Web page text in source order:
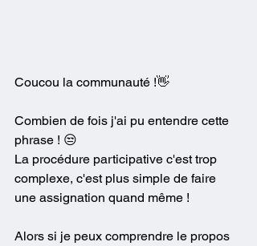
Coucou la communauté !👋
Combien de fois j'ai pu entendre cette
phrase ! 😒
La procédure participative c'est trop
complexe, c'est plus simple de faire
une assignation quand même !
Alors si je peux comprendre le propos